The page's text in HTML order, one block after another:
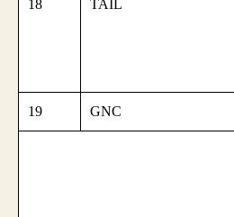
18 TAIL
19 GNC